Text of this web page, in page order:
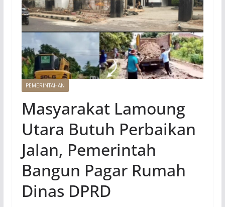
PEMERINTAHAN
Masyarakat Lamoung
Utara Butuh Perbaikan
Jalan, Pemerintah
Bangun Pagar Rumah
Dinas DPRD